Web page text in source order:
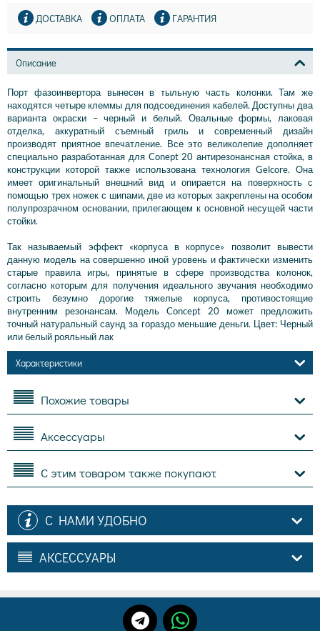
ДОСТАВКА ОПЛАТА ГАРАНТИЯ
Описание
Порт фазоинвертора вынесен в тыльную часть колонки. Там же
находятся четыре клеммы для подсоединения кабелей. Доступны два
варианта окраски – черный и белый. Овальные формы, лаковая
отделка, аккуратный съемный гриль и современный дизайн
производят приятное впечатление. Все это великолепие дополняет
специально разработанная для Conept 20 антирезонансная стойка, в
конструкции которой также использована технология Gelcore. Она
имеет оригинальный внешний вид и опирается на поверхность с
помощью трех ножек с шипами, две из которых закреплены на особом
полупрозрачном основании, прилегающем к основной несущей части
стойки.
Так называемый эффект «корпуса в корпусе» позволит вывести
данную модель на совершенно иной уровень и фактически изменить
старые правила игры, принятые в сфере производства колонок,
согласно которым для получения идеального звучания необходимо
строить безумно дорогие тяжелые корпуса, противостоящие
внутренним резонансам. Модель Concept 20 может предложить
точный натуральный саунд за гораздо меньшие деньги. Цвет: Черный
или белый рояльный лак
Характеристики
Похожие товары
Аксессуары
С этим товаром также покупают
С НАМИ УДОБНО
АКСЕССУАРЫ